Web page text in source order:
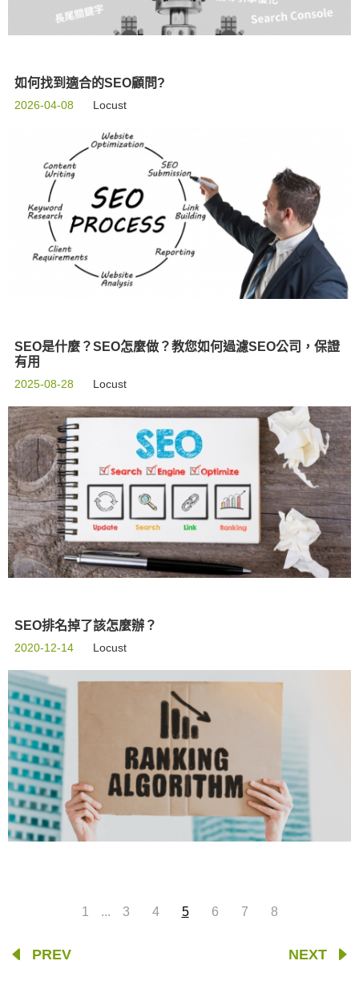
如何找到適合的SEO顧問?
2026-04-08 Locust
SEO是什麼？SEO怎麼做？教您如何過濾SEO公司，保證
有用
2025-08-28 Locust
SEO排名掉了該怎麼辦？
2020-12-14 Locust
1 ... 3 4 5 6 7 8
PREV NEXT